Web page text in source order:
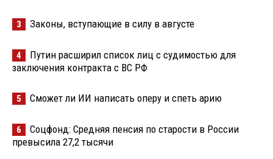
3 Законы, вступающие в силу в августе
4
Путин расширил список лиц с судимостью для
заключения контракта с ВС РФ
5 Сможет ли ИИ написать оперу и спеть арию
6
Соцфонд: Средняя пенсия по старости в России
превысила 27,2 тысячи